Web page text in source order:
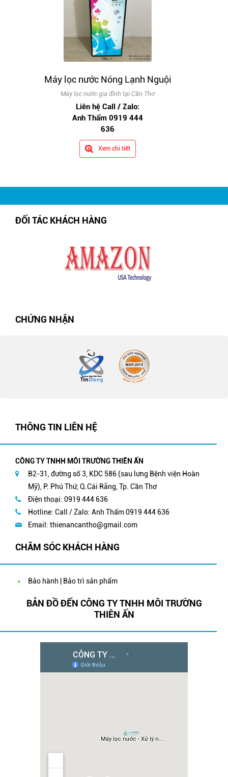
Máy lọc nước Nóng Lạnh Nguội
Máy lọc nước gia đình tại Cần Thơ
Liên hệ Call / Zalo:
Anh Thẩm 0919 444
636
Xem chi tiết
ĐỐI TÁC KHÁCH HÀNG
CHỨNG NHẬN
THÔNG TIN LIÊN HỆ
CÔNG TY TNHH MÔI TRƯỜNG THIÊN ẤN
B2-31, đường số 3, KDC 586 (sau lưng Bệnh viện Hoàn
Mỹ), P. Phú Thứ, Q.Cái Răng, Tp. Cần Thơ
Điện thoại: 0919 444 636
Hotline: Call / Zalo: Anh Thẩm 0919 444 636
Email: thienancantho@gmail.com
CHĂM SÓC KHÁCH HÀNG
Bảo hành | Bảo trì sản phẩm
BẢN ĐỒ ĐẾN CÔNG TY TNHH MÔI TRƯỜNG
THIÊN ẤN